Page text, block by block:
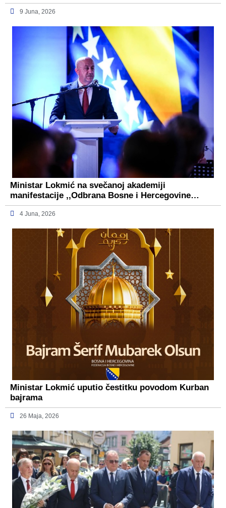
9 Juna, 2026
Ministar Lokmić na svečanoj akademiji
manifestacije ,,Odbrana Bosne i Hercegovine…
4 Juna, 2026
Ministar Lokmić uputio čestitku povodom Kurban
bajrama
26 Maja, 2026